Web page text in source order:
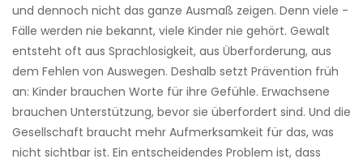
und dennoch nicht das ganze Ausmaß zeigen. Denn viele ­
Fälle werden nie bekannt, viele Kinder nie gehört. Gewalt
entsteht oft aus Sprach­losigkeit, aus Überforderung, aus
dem Fehlen von Auswegen. Deshalb setzt Prävention früh
an: Kinder brauchen Worte für ihre Gefühle. Erwachsene
brauchen Unterstützung, bevor sie überfordert sind. Und die
Gesellschaft braucht mehr Aufmerksamkeit für das, was
nicht sichtbar ist. Ein entscheidendes Problem ist, dass